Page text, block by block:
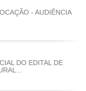
- AUDIÊNCIA
DO EDITAL DE